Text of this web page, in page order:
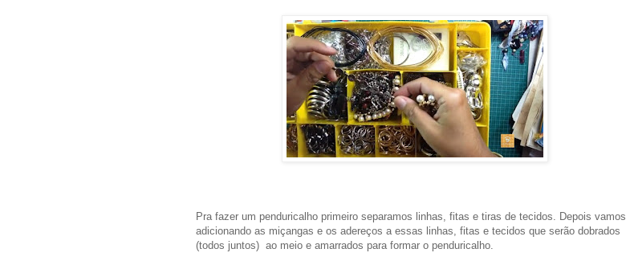
Pra fazer um penduricalho primeiro separamos linhas, fitas e tiras de tecidos. Depois vamos
adicionando as miçangas e os adereços a essas linhas, fitas e tecidos que serão dobrados
(todos juntos) ao meio e amarrados para formar o penduricalho.